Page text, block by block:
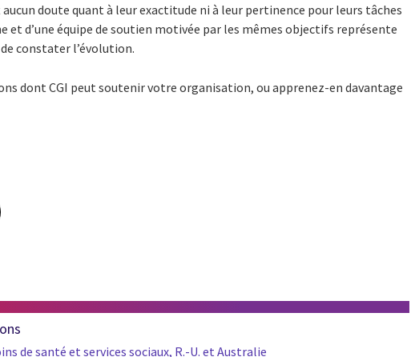
doute quant à leur exactitude ni à leur pertinence pour leurs tâches
et d’une équipe de soutien motivée par les mêmes objectifs représente
constater l’évolution.
dont CGI peut soutenir votre organisation, ou apprenez-en davantage
Facebook
on Email
article on Print
de santé et services sociaux, R.-U. et Australie